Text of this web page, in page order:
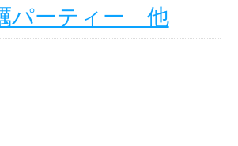
パーティー 他